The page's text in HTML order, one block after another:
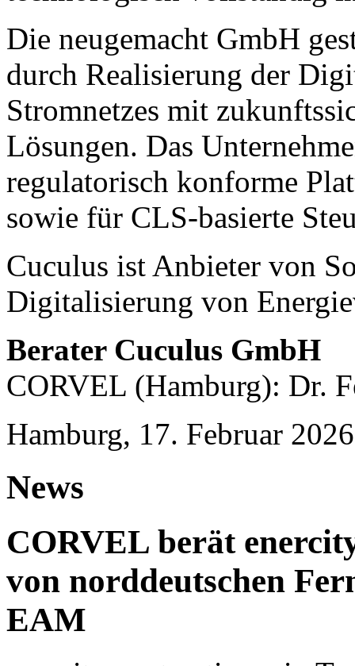
Die neugemacht GmbH
durch Realisierung der
Stromnetzes mit
Lösungen. Das
regulatorisch konforme
sowie für CLS-basierte
Cuculus ist Anbieter von
Digitalisierung von
Berater Cuculus GmbH
CORVEL (Hamburg): Dr.
Hamburg, 17. Februar 2026
News
CORVEL berät
von norddeutschen
EAM